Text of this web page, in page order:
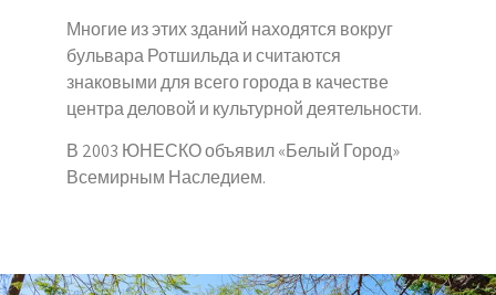
Многие из этих зданий находятся вокруг
бульвара Ротшильда и считаются
знаковыми для всего города в качестве
центра деловой и культурной деятельности.
В 2003 ЮНЕСКО объявил «Белый Город»
Всемирным Наследием.